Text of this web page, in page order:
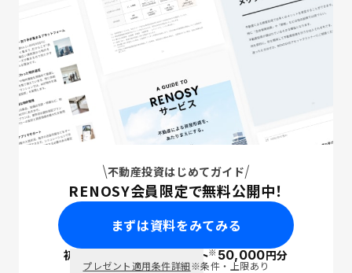
不動産投資はじめてガイド
RENOSY会員限定で無料公開中！
まずは資料をみてみる
初回面談で ポイント※50,000円分
プレゼント適用条件詳細※条件・上限あり